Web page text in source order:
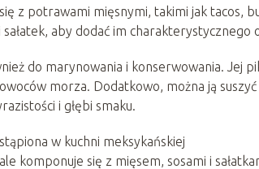
z potrawami mięsnymi, takimi jak tacos,
aby dodać im charakterystycznego
do marynowania i konserwowania. Jej
morza. Dodatkowo, można ją
i głębi smaku.
w kuchni meksykańskiej
komponuje się z mięsem, sosami i